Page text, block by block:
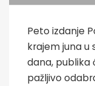
Peto izdanje
krajem juna u
dana, publika
pažljivo